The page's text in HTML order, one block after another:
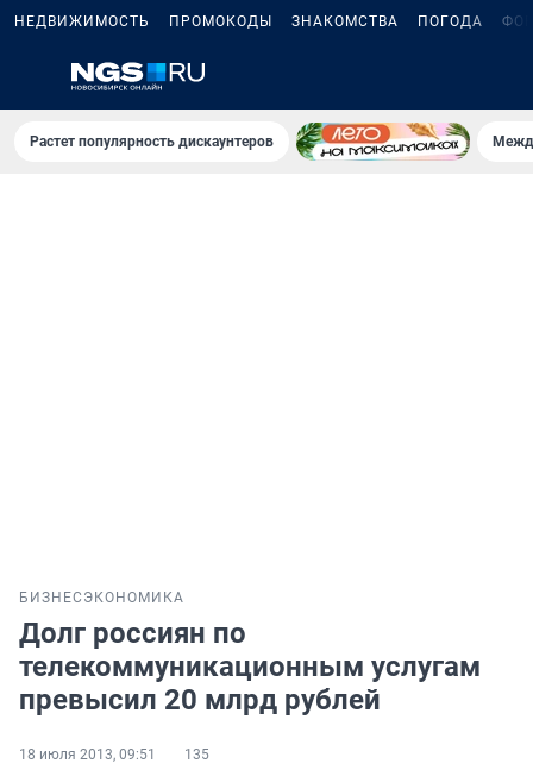
НЕДВИЖИМОСТЬ ПРОМОКОДЫ ЗНАКОМСТВА ПОГОДА
Растет популярность дискаунтеров
БИЗНЕС ЭКОНОМИКА
Долг россиян по
телекоммуникационным услугам
превысил 20 млрд рублей
18 июля 2013, 09:51 135